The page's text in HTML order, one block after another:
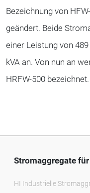
Bezeichnung von
geändert. Beide
einer Leistung von 489
kVA an. Von nun an
HRFW-500 bezeichnet.
Stromaggregate
HI Industrielle